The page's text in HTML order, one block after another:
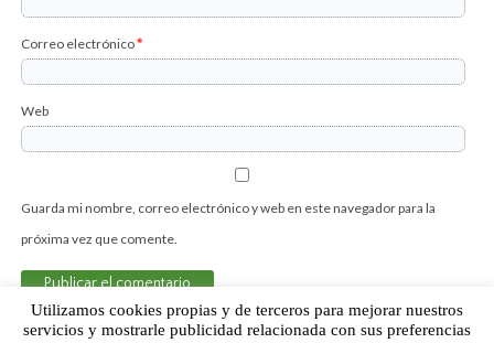
Correo electrónico*
Web
Guarda mi nombre, correo electrónico y web en este navegador para la
próxima vez que comente.
Utilizamos cookies propias y de terceros para mejorar nuestros
servicios y mostrarle publicidad relacionada con sus preferencias